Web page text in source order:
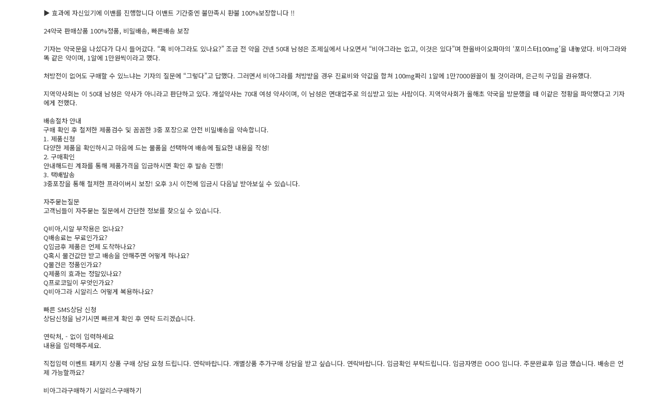
▶ 효과에 자신있기에 이밴를 진행합니다 이밴트 기간중엔 불만족시 환불 100%보장합니다 !!
24약국 판­매상품 100%정품, 비밀배송, 빠른배송 보장
기자는 약국문을 나섰다가 다시 들어갔다. “혹 비­아그라도 있나요?” 조금 전 약을 건넨 50대 남성은 조제실에서 나오면서 “비­아그라는 없고, 이것은 있다”며 한올바이오파마의 ‘포미스터100mg’을 내놓았다. 비­아그라와
똑 같은 약이며, 1알에 1만원씩이라고 했다.
처방전이 없어도 구매할 수 있느냐는 기자의 질문에 “그렇다”고 답했다. 그러면서 비­아그라를 처방받을 경우 진료비와 약값을 합쳐 100mg짜리 1알에 1만7000원꼴이 될 것이라며, 은근히 구입을 권유했다.
지역약사회는 이 50대 남성은 약사가 아니라고 판단하고 있다. 개설약사는 70대 여성 약사이며, 이 남성은 면대업주로 의심받고 있는 사람이다. 지역약사회가 올해초 약국을 방문했을 때 이같은 정황을 파악했다고 기자
에게 전했다.
배송절차 안내
구매 확인 후 철저한 제품검수 및 꼼꼼한 3중 포장으로 안전 비밀배송을 약속합니다.
1. 제품신청
다양한 제품을 확인하시고 마음에 드는 물품을 선택하여 배송에 필요한 내용을 작성!
2. 구매확인
안내해드린 계좌를 통해 제품가격을 입금하시면 확인 후 발송 진행!
3. 택배발송
3중포장을 통해 철저한 프라이버시 보장! 오후 3시 이전에 입금시 다음날 받아보실 수 있습니다.
자주묻는질문
고객님들이 자주묻는 질문에서 간단한 정보를 찾으실 수 있습니다.
Q비아,시알 부작용은 없나요?
Q배송료는 무료인가요?
Q입금후 제품은 언제 도착하나요?
Q혹시 물건값만 받고 배송을 안해주면 어떻게 하나요?
Q물건은 정품인가요?
Q제품의 효과는 정말있나요?
Q프로코밀이 무엇인가요?
Q비­아그라 시­알리스 어떻게 복용하나요?
빠른 SMS상담 신청
상담신청을 남기시면 빠르게 확인 후 연락 드리겠습니다.
연락처, - 없이 입력하세요
내용을 입력해주세요.
직접입력 이벤트 패키지 상품 구매 상담 요청 드립니다. 연락바랍니다. 개별상품 추가구매 상담을 받고 싶습니다. 연락바랍니다. 입금확인 부탁드립니다. 입금자명은 OOO 입니다. 주문완료후 입금 했습니다. 배송은 언
제 가능할까요?
비­아그라구매하기 시­알리스구매하기